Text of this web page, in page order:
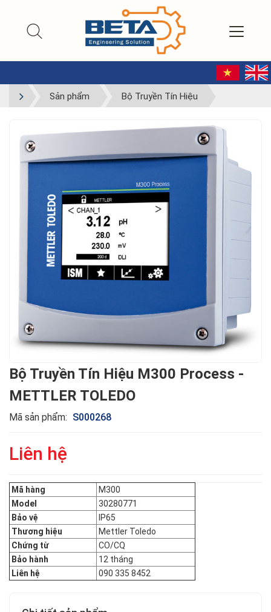
Sản phẩm Bộ Truyền Tín Hiệu
Bộ Truyền Tín Hiệu M300 Process -
METTLER TOLEDO
Mã sản phẩm: S000268
Liên hệ
Mã hàng
M300
Model
30280771
Bảo vệ
IP65
Thương hiệu
Mettler Toledo
Chứng từ
CO/CQ
Bảo hành
12 tháng
Liên hệ
090 335 8452